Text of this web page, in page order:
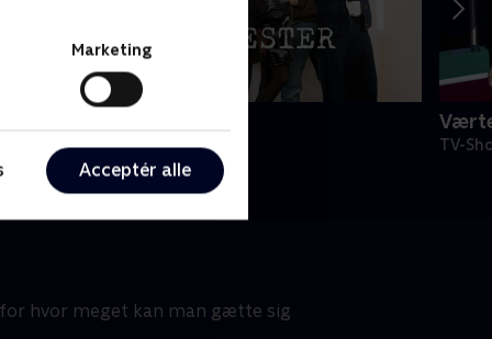
Marketing
Acceptér alle
Shows • 10 sæsoner TV-
hvor meget kan man gætte sig